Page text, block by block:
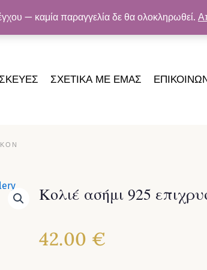
— καμία παραγγελία δε θα ολοκληρωθεί.
· ΑΣΦΑΛΕΊΣ ΠΛΗΡΩΜΈΣ · ΕΓΓΎΗΣΗ
ΣΧΕΤΙΚΑ ΜΕ ΕΜΑΣ
Κολιέ ασήμι 925
42.00 €